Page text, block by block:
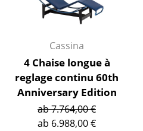
Wandleuchten
Outdoor-Leuchten
Akkuleuchten
... alle Leuchten
Betten
Cassina
4 Chaise longue à
reglage continu 60th
Anniversary Edition
ab 7.764,00 €
ab 6.988,00 €